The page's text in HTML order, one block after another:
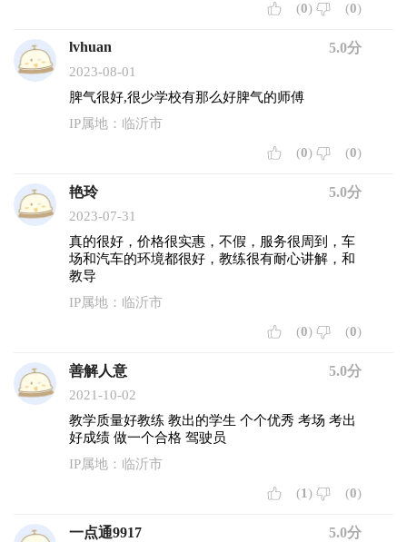
(0) (0)
lvhuan 5.0分
2023-08-01
脾气很好,很少学校有那么好脾气的师傅
IP属地：临沂市
(0) (0)
艳玲 5.0分
2023-07-31
真的很好，价格很实惠，不假，服务很周到，车
场和汽车的环境都很好，教练很有耐心讲解，和
教导
IP属地：临沂市
(0) (0)
善解人意 5.0分
2021-10-02
教学质量好教练 教出的学生 个个优秀 考场 考出
好成绩 做一个合格 驾驶员
IP属地：临沂市
(1) (0)
一点通9917 5.0分